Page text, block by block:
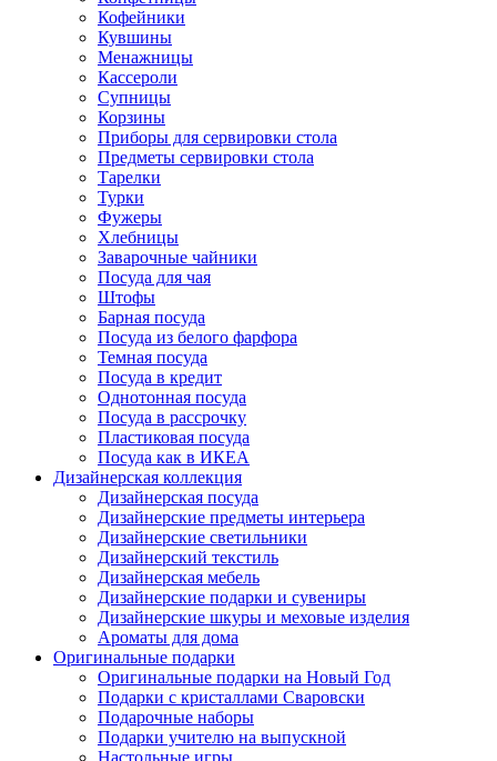
Кофейники
Кувшины
Менажницы
Кассероли
Супницы
Корзины
Приборы для сервировки стола
Предметы сервировки стола
Тарелки
Турки
Фужеры
Хлебницы
Заварочные чайники
Посуда для чая
Штофы
Барная посуда
Посуда из белого фарфора
Темная посуда
Посуда в кредит
Однотонная посуда
Посуда в рассрочку
Пластиковая посуда
Посуда как в ИКЕА
Дизайнерская коллекция
Дизайнерская посуда
Дизайнерские предметы интерьера
Дизайнерские светильники
Дизайнерский текстиль
Дизайнерская мебель
Дизайнерские подарки и сувениры
Дизайнерские шкуры и меховые изделия
Ароматы для дома
Оригинальные подарки
Оригинальные подарки на Новый Год
Подарки с кристаллами Сваровски
Подарочные наборы
Подарки учителю на выпускной
Настольные игры